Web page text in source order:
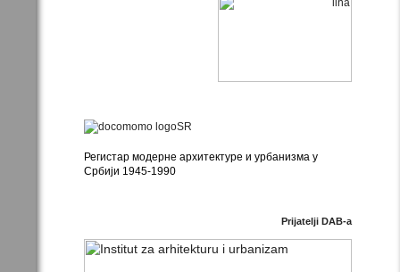
Регистар модерне архитектуре и урбанизма у
Србији 1945-1990
Prijatelji DAB-a